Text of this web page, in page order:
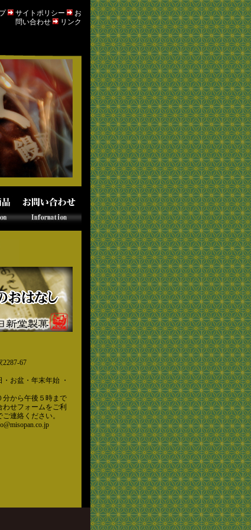
サイトポリシー
お
問い合わせ
リンク
67
お盆・年末年始 ・
分から午後５時まで
せフォームをご利
連絡ください。